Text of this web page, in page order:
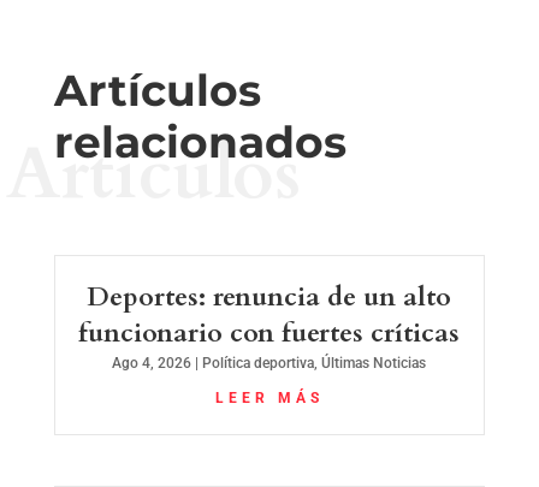
Artículos
relacionados
Artículos
Deportes: renuncia de un alto
funcionario con fuertes críticas
Ago 4, 2026 Política deportiva,Últimas Noticias
LEER MÁS